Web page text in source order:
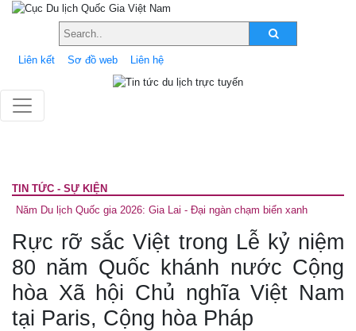
Liên kết Sơ đồ web Liên hệ
TIN TỨC - SỰ KIỆN
Năm Du lịch Quốc gia 2026: Gia Lai - Đại ngàn chạm biển xanh
Rực rỡ sắc Việt trong Lễ kỷ niệm
80 năm Quốc khánh nước Cộng
hòa Xã hội Chủ nghĩa Việt Nam
tại Paris, Cộng hòa Pháp